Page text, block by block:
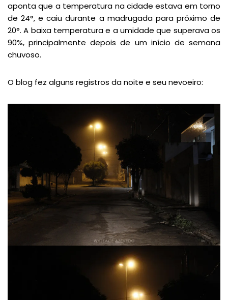
aponta que a temperatura na cidade estava em torno
de 24°, e caiu durante a madrugada para próximo de
20°. A baixa temperatura e a umidade que superava os
90%, principalmente depois de um início de semana
chuvoso.
O blog fez alguns registros da noite e seu nevoeiro: